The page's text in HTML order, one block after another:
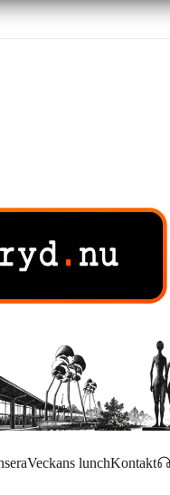
Veckans lunchKontakt